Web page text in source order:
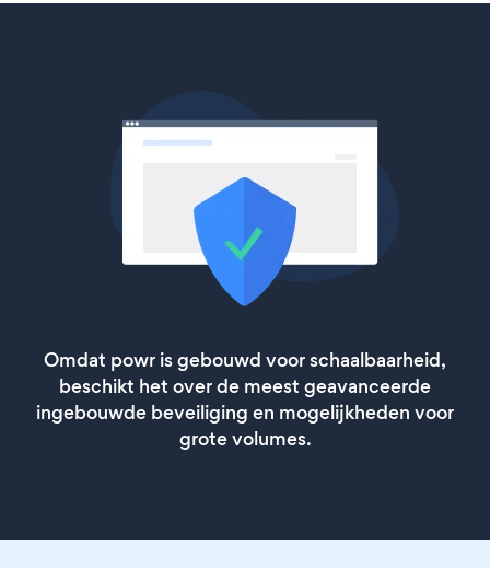
Omdat powr is gebouwd voor schaalbaarheid,
beschikt het over de meest geavanceerde
ingebouwde beveiliging en mogelijkheden voor
grote volumes.